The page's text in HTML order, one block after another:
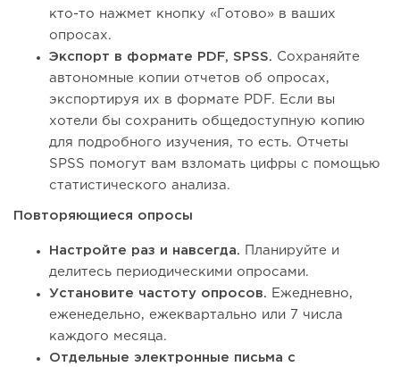
кто-то нажмет кнопку «Готово» в ваших
опросах.
Экспорт в формате PDF, SPSS. Сохраняйте
автономные копии отчетов об опросах,
экспортируя их в формате PDF. Если вы
хотели бы сохранить общедоступную копию
для подробного изучения, то есть. Отчеты
SPSS помогут вам взломать цифры с помощью
статистического анализа.
Повторяющиеся опросы
Настройте раз и навсегда.
Планируйте и
делитесь периодическими опросами.
Установите частоту опросов.
Ежедневно,
еженедельно, ежеквартально или 7 числа
каждого месяца.
Отдельные электронные письма с